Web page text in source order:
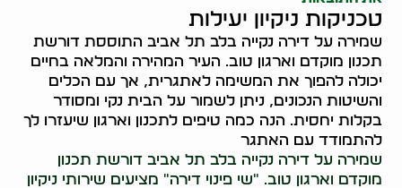
טכניקות ניקיון יעילות
שמירה על דירה נקייה בלב תל אביב התוססת דורשת
תכנון מוקדם וארגון טוב. העיר המהירה והמלאה בחיים
יכולה להפוך את המשימה לאתגרית, אך עם הכלים
והשיטות הנכונים, ניתן לשמור על הבית נקי ומסודר
בקלות יחסית. הנה כמה טיפים לתכנון וארגון שיעזרו לך
להתמודד עם האתגר
שמירה על דירה נקייה בלב תל אביב דורשת תכנון
מוקדם וארגון טוב. "שי פינוי דירה" מציעים שירותי ניקיון